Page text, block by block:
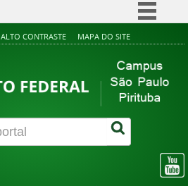
Simplifique!
Participe
Acesso à informação
Legislação
Canais
ALTO CONTRASTE MAPA DO SITE